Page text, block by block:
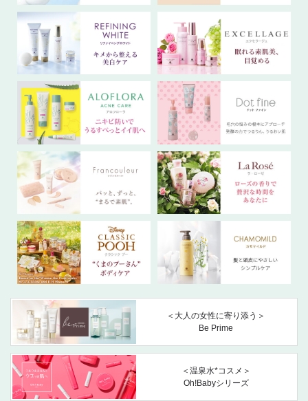
＜大人の女性に寄り添う＞
Be Prime
＜温泉水*コスメ＞
Oh!Babyシリーズ